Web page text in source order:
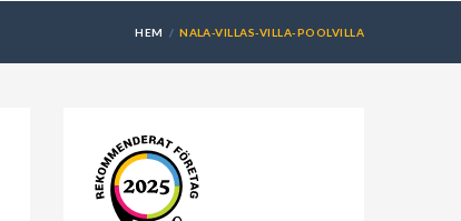
HEM NALA-VILLAS-VILLA-POOLVILLA